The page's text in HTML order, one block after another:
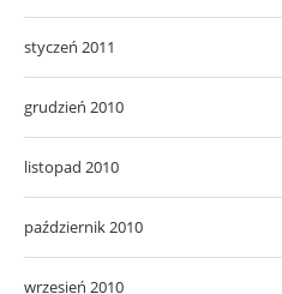
styczeń 2011
grudzień 2010
listopad 2010
październik 2010
wrzesień 2010